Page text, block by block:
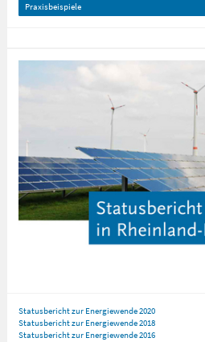
Praxisbeispiele
Statusbericht zur Energiewende 2020
Statusbericht zur Energiewende 2018
Statusbericht zur Energiewende 2016